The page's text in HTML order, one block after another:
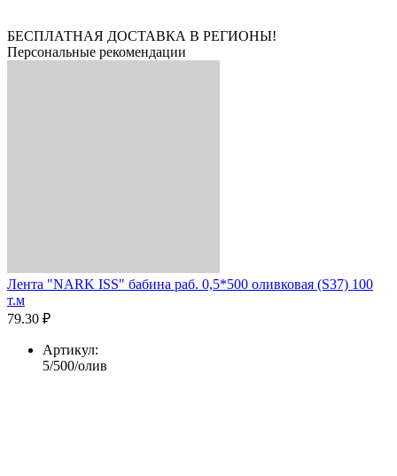
БЕСПЛАТНАЯ ДОСТАВКА В РЕГИОНЫ!
Персональные рекомендации
Лента "NARK ISS" бабина раб. 0,5*500 оливковая (S37) 100
т.м
79.30 ₽
Артикул:
5/500/олив